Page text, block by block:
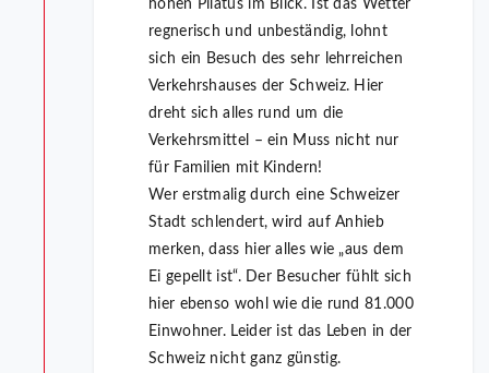
hohen Pilatus im Blick. Ist das Wetter
regnerisch und unbeständig, lohnt
sich ein Besuch des sehr lehrreichen
Verkehrshauses der Schweiz. Hier
dreht sich alles rund um die
Verkehrsmittel – ein Muss nicht nur
für Familien mit Kindern!
Wer erstmalig durch eine Schweizer
Stadt schlendert, wird auf Anhieb
merken, dass hier alles wie „aus dem
Ei gepellt ist“. Der Besucher fühlt sich
hier ebenso wohl wie die rund 81.000
Einwohner. Leider ist das Leben in der
Schweiz nicht ganz günstig.